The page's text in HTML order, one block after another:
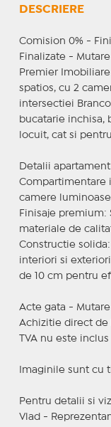
DESCRIERE
Comision 0% -
Finalizate -
Premier
spatios, cu 2
intersectiei
bucatarie inchisa,
locuit, cat si
Detalii
Compartimentare
camere luminoase
Finisaje premium:
materiale de
Constructie
interiori si
de 10 cm pentru
Acte gata -
Achizitie direct de
TVA nu este
Imaginile sunt cu
Pentru detalii si
Vlad -